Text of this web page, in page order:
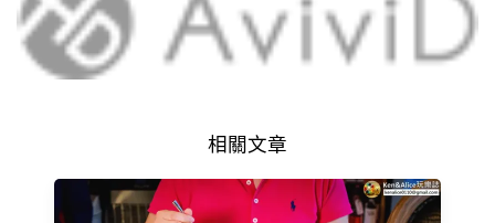
相關文章